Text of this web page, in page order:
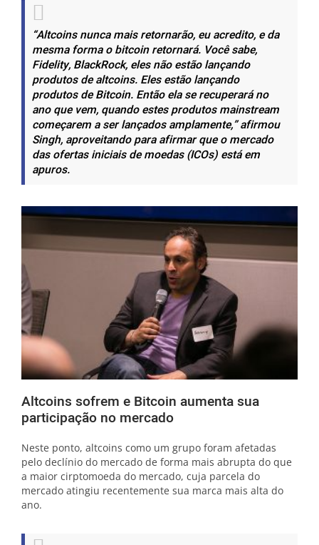
“Altcoins nunca mais retornarão, eu acredito, e da
mesma forma o bitcoin retornará. Você sabe,
Fidelity, BlackRock, eles não estão lançando
produtos de altcoins. Eles estão lançando
produtos de Bitcoin. Então ela se recuperará no
ano que vem, quando estes produtos mainstream
começarem a ser lançados amplamente,”afirmou
Singh, aproveitando para afirmar que o mercado
das ofertas iniciais de moedas (ICOs) está em
apuros.
Altcoins sofrem e Bitcoin aumenta sua
participação no mercado
Neste ponto, altcoins como um grupo foram afetadas
pelo declínio do mercado de forma mais abrupta do que
a maior cirptomoeda do mercado, cuja parcela do
mercado atingiu recentemente sua marca mais alta do
ano.